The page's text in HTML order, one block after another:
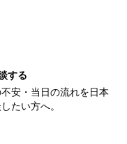
する
安・当日の流れを日本
たい方へ。